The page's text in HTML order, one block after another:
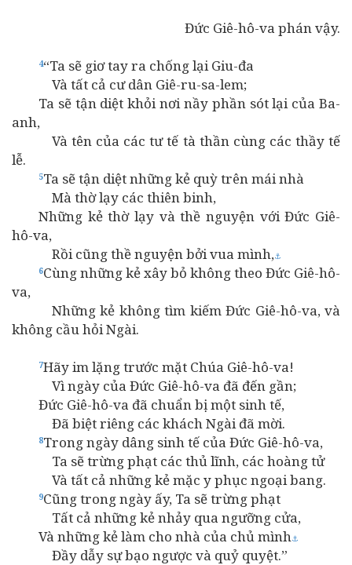
Đức Giê-hô-va phán vậy.
4“Ta sẽ giơ tay ra chống lại Giu-đa
Và tất cả cư dân Giê-ru-sa-lem;
Ta sẽ tận diệt khỏi nơi nầy phần sót lại của Ba-
anh,
Và tên của các tư tế tà thần cùng các thầy tế
lễ.
5Ta sẽ tận diệt những kẻ quỳ trên mái nhà
Mà thờ lạy các thiên binh,
Những kẻ thờ lạy và thề nguyện với Đức Giê-
hô-va,
Rồi cũng thề nguyện bởi vua mình,⚓
6Cùng những kẻ xây bỏ không theo Đức Giê-hô-
va,
Những kẻ không tìm kiếm Đức Giê-hô-va, và
không cầu hỏi Ngài.
7Hãy im lặng trước mặt Chúa Giê-hô-va!
Vì ngày của Đức Giê-hô-va đã đến gần;
Đức Giê-hô-va đã chuẩn bị một sinh tế,
Đã biệt riêng các khách Ngài đã mời.
8Trong ngày dâng sinh tế của Đức Giê-hô-va,
Ta sẽ trừng phạt các thủ lĩnh, các hoàng tử
Và tất cả những kẻ mặc y phục ngoại bang.
9Cũng trong ngày ấy, Ta sẽ trừng phạt
Tất cả những kẻ nhảy qua ngưỡng cửa,
Và những kẻ làm cho nhà của chủ mình⚓
Đầy dẫy sự bạo ngược và quỷ quyệt.”